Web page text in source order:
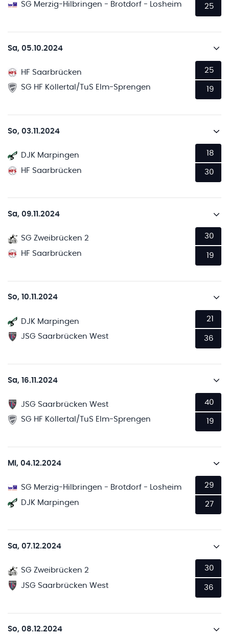
SG Merzig-Hilbringen - Brotdorf - Losheim
25
Sa, 05.10.2024
HF Saarbrücken
SG HF Köllertal/TuS Elm-Sprengen
25
19
So, 03.11.2024
DJK Marpingen
HF Saarbrücken
18
30
Sa, 09.11.2024
SG Zweibrücken 2
HF Saarbrücken
30
19
So, 10.11.2024
DJK Marpingen
JSG Saarbrücken West
21
36
Sa, 16.11.2024
JSG Saarbrücken West
SG HF Köllertal/TuS Elm-Sprengen
40
19
Mi, 04.12.2024
SG Merzig-Hilbringen - Brotdorf - Losheim
DJK Marpingen
29
27
Sa, 07.12.2024
SG Zweibrücken 2
JSG Saarbrücken West
30
36
So, 08.12.2024